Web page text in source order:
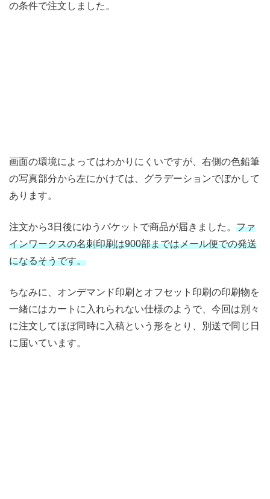
の条件で注文しました。
画面の環境によってはわかりにくいですが、右側の色鉛筆
の写真部分から左にかけては、グラデーションでぼかして
あります。
注文から3日後にゆうパケットで商品が届きました。 ファ
インワークスの名刺印刷は900部まではメール便での発送
になるそうです。
ちなみに、オンデマンド印刷とオフセット印刷の印刷物を
一緒にはカートに入れられない仕様のようで、今回は別々
に注文してほぼ同時に入稿という形をとり、別送で同じ日
に届いています。